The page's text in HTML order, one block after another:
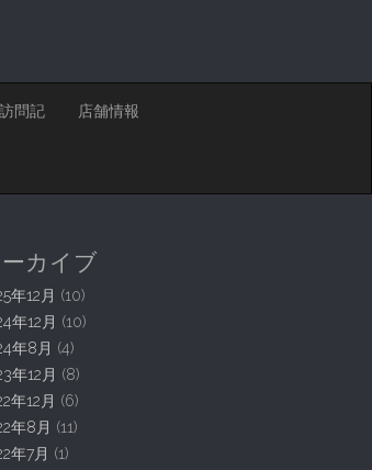
問記 店舗情報
カイブ
年12月 (10)
年12月 (10)
年8月 (4)
年12月 (8)
年12月 (6)
年8月 (11)
年7月 (1)